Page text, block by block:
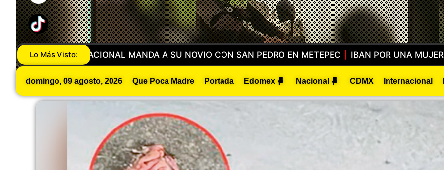
Lo Más Visto:
EN METEPEC IBAN POR UNA MUJER DESORIENTADA… Y ENCONTRARON A UN HOMBRE BUSCADO
domingo, 09 agosto, 2026 Que Poca Madre Portada Edomex Nacional CDMX Internacional